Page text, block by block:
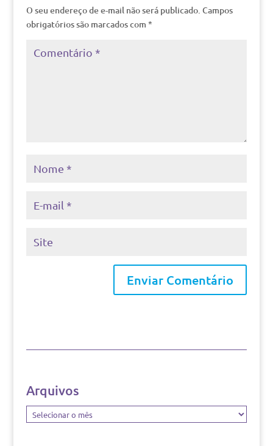
O seu endereço de e-mail não será publicado. Campos
obrigatórios são marcados com *
Arquivos
Arquivos